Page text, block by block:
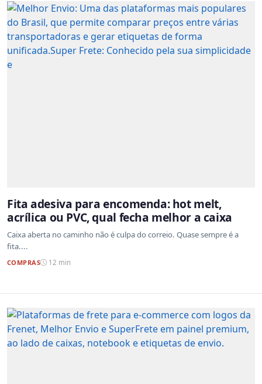
Fita adesiva para encomenda: hot melt,
acrílica ou PVC, qual fecha melhor a caixa
Caixa aberta no caminho não é culpa do correio. Quase sempre é a
fita....
COMPRAS 12 min